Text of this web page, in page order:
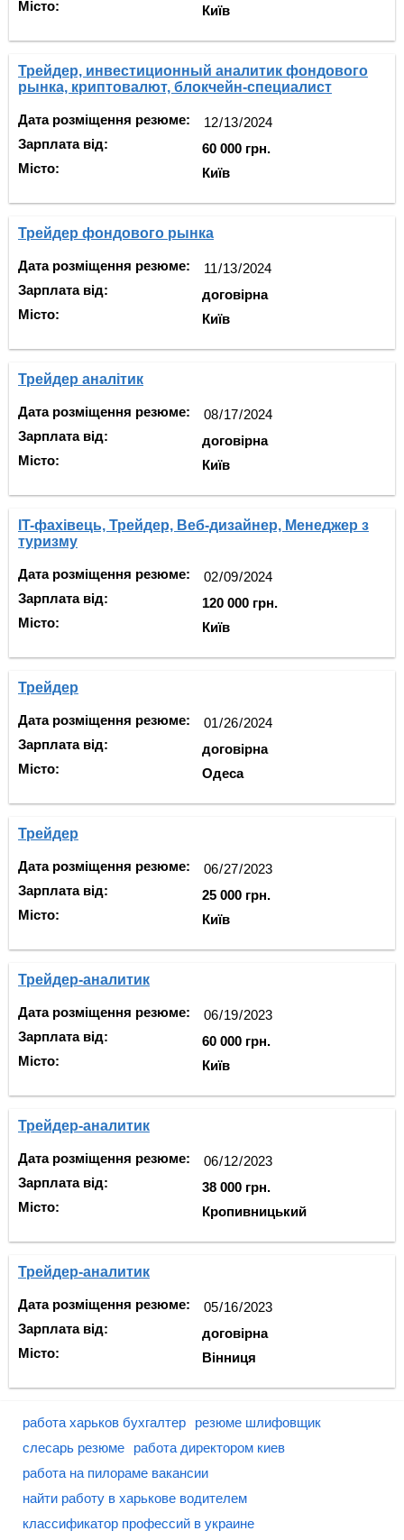
Місто: Київ
Трейдер, инвестиционный аналитик фондового
рынка, криптовалют, блокчейн-специалист
Дата розміщення резюме:
Зарплата від:
Місто:
60 000 грн.
Київ
Трейдер фондового рынка
Дата розміщення резюме:
Зарплата від:
Місто:
договірна
Київ
Трейдер аналітик
Дата розміщення резюме:
Зарплата від:
Місто:
договірна
Київ
IT-фахівець, Трейдер, Веб-дизайнер, Менеджер з
туризму
Дата розміщення резюме:
Зарплата від:
Місто:
120 000 грн.
Київ
Трейдер
Дата розміщення резюме:
Зарплата від:
Місто:
договірна
Одеса
Трейдер
Дата розміщення резюме:
Зарплата від:
Місто:
25 000 грн.
Київ
Трейдер-аналитик
Дата розміщення резюме:
Зарплата від:
Місто:
60 000 грн.
Київ
Трейдер-аналитик
Дата розміщення резюме:
Зарплата від:
Місто:
38 000 грн.
Кропивницький
Трейдер-аналитик
Дата розміщення резюме:
Зарплата від:
Місто:
договірна
Вінниця
работа харьков бухгалтер
резюме шлифовщик
слесарь резюме
работа директором киев
работа на пилораме вакансии
найти работу в харькове водителем
классификатор профессий в украине